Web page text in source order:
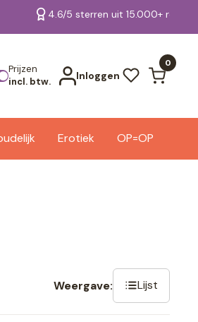
4.6/5 sterren uit 15.000+
Prijzen
incl. btw.
Inloggen
0
Erotiek OP=OP
alle resultaten
Weergave: Lijst